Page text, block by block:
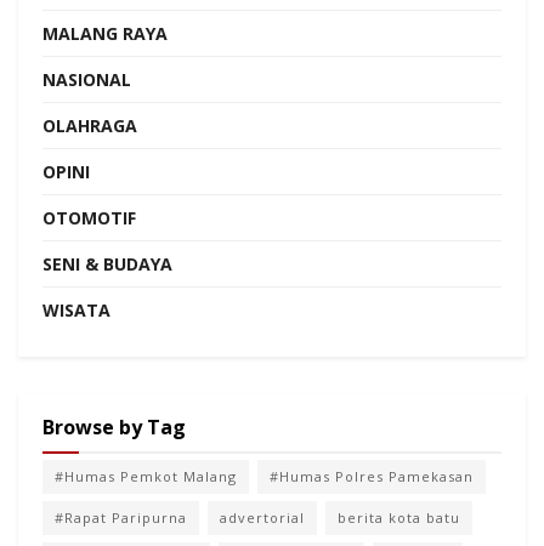
MALANG RAYA
NASIONAL
OLAHRAGA
OPINI
OTOMOTIF
SENI & BUDAYA
WISATA
Browse by Tag
#Humas Pemkot Malang #Humas Polres Pamekasan
#Rapat Paripurna advertorial berita kota batu